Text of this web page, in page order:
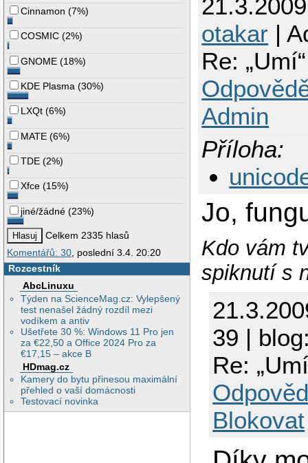
Cinnamon (7%)
COSMIC (2%)
GNOME (18%)
KDE Plasma (30%)
LXQt (6%)
MATE (6%)
TDE (2%)
Xfce (15%)
jiné/žádné (23%)
Celkem 2335 hlasů
Komentářů: 30, poslední 3.4. 20:20
Rozcestník
AbcLinuxu
Týden na ScienceMag.cz: Vylepšený
test nenašel žádný rozdíl mezi
vodíkem a antiv
Ušetřete 30 %: Windows 11 Pro jen
za €22,50 a Office 2024 Pro za
€17,15 – akce B
HDmag.cz
Kamery do bytu přinesou maximální
přehled o vaší domácnosti
Testovací novinka
otakar |
Re:
Admin
Příloha:
Jo,
Kdo vám
spiknutí s
39 |
Re:
Blokovat